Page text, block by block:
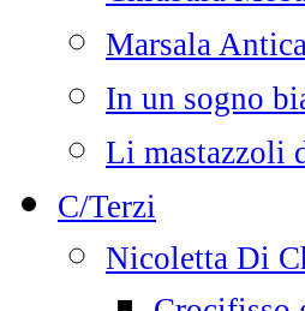
Marsala
In un sogno
Li mastazzoli
C/Terzi
Nicoletta Di